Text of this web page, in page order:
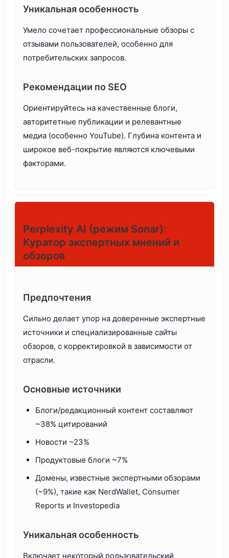
Уникальная особенность
Умело сочетает профессиональные обзоры с
отзывами пользователей, особенно для
потребительских запросов.
Рекомендации по SEO
Ориентируйтесь на качественные блоги,
авторитетные публикации и релевантные
медиа (особенно YouTube). Глубина контента и
широкое веб-покрытие являются ключевыми
факторами.
Perplexity AI (режим Sonar):
Куратор экспертных мнений и
обзоров
Предпочтения
Сильно делает упор на доверенные экспертные
источники и специализированные сайты
обзоров, с корректировкой в зависимости от
отрасли.
Основные источники
Блоги/редакционный контент составляют
~38% цитирований
Новости ~23%
Продуктовые блоги ~7%
Домены, известные экспертными обзорами
(~9%), такие как NerdWallet, Consumer
Reports и Investopedia
Уникальная особенность
Включает некоторый пользовательский